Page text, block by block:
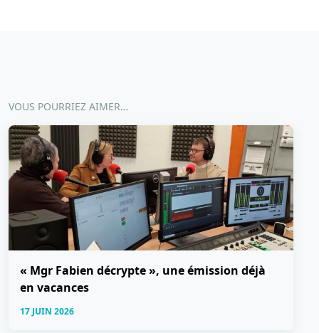
VOUS POURRIEZ AIMER…
« Mgr Fabien décrypte », une émission déjà
en vacances
17 JUIN 2026